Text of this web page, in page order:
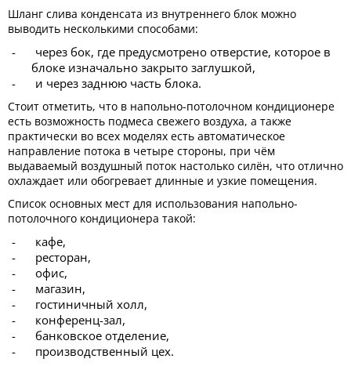
Шланг слива конденсата из внутреннего блок можно
выводить несколькими способами:
через бок, где предусмотрено отверстие, которое в
блоке изначально закрыто заглушкой,
и через заднюю часть блока.
Стоит отметить, что в напольно-потолочном кондиционере
есть возможность подмеса свежего воздуха, а также
практически во всех моделях есть автоматическое
направление потока в четыре стороны, при чём
выдаваемый воздушный поток настолько силён, что отлично
охлаждает или обогревает длинные и узкие помещения.
Список основных мест для использования напольно-
потолочного кондиционера такой:
кафе,
ресторан,
офис,
магазин,
гостиничный холл,
конференц-зал,
банковское отделение,
производственный цех.